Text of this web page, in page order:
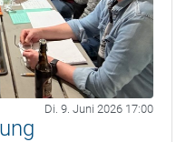
Di. 9. Juni 2026 17:00